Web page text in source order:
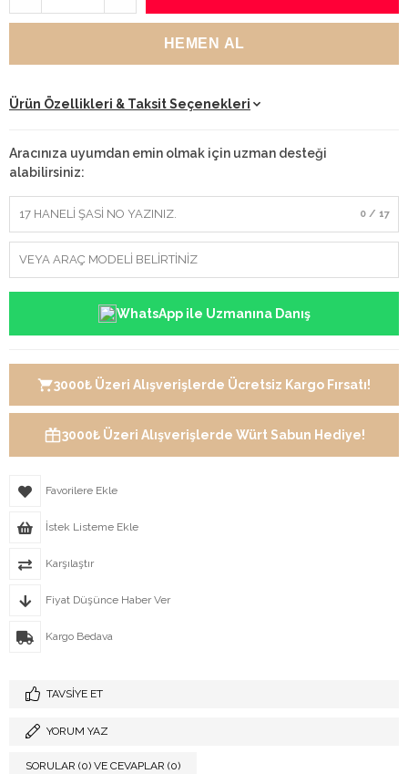
Ürün Özellikleri & Taksit Seçenekleri
Aracınıza uyumdan emin olmak için uzman desteği
alabilirsiniz:
0 / 17
WhatsApp ile Uzmanına Danış
3000₺ Üzeri Alışverişlerde Ücretsiz Kargo Fırsatı!
3000₺ Üzeri Alışverişlerde Würt Sabun Hediye!
Favorilere Ekle
İstek Listeme Ekle
Karşılaştır
Fiyat Düşünce Haber Ver
Kargo Bedava
TAVSIYE ET
YORUM YAZ
SORULAR (0) VE CEVAPLAR (0)